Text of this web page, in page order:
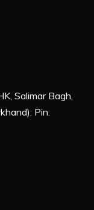
Salimar Bagh,
Pin: